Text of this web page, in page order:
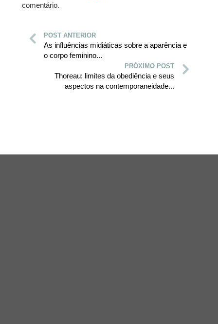
comentário.
POST ANTERIOR
As influências midiáticas sobre a aparência e
o corpo feminino...
PRÓXIMO POST
Thoreau: limites da obediência e seus
aspectos na contemporaneidade...